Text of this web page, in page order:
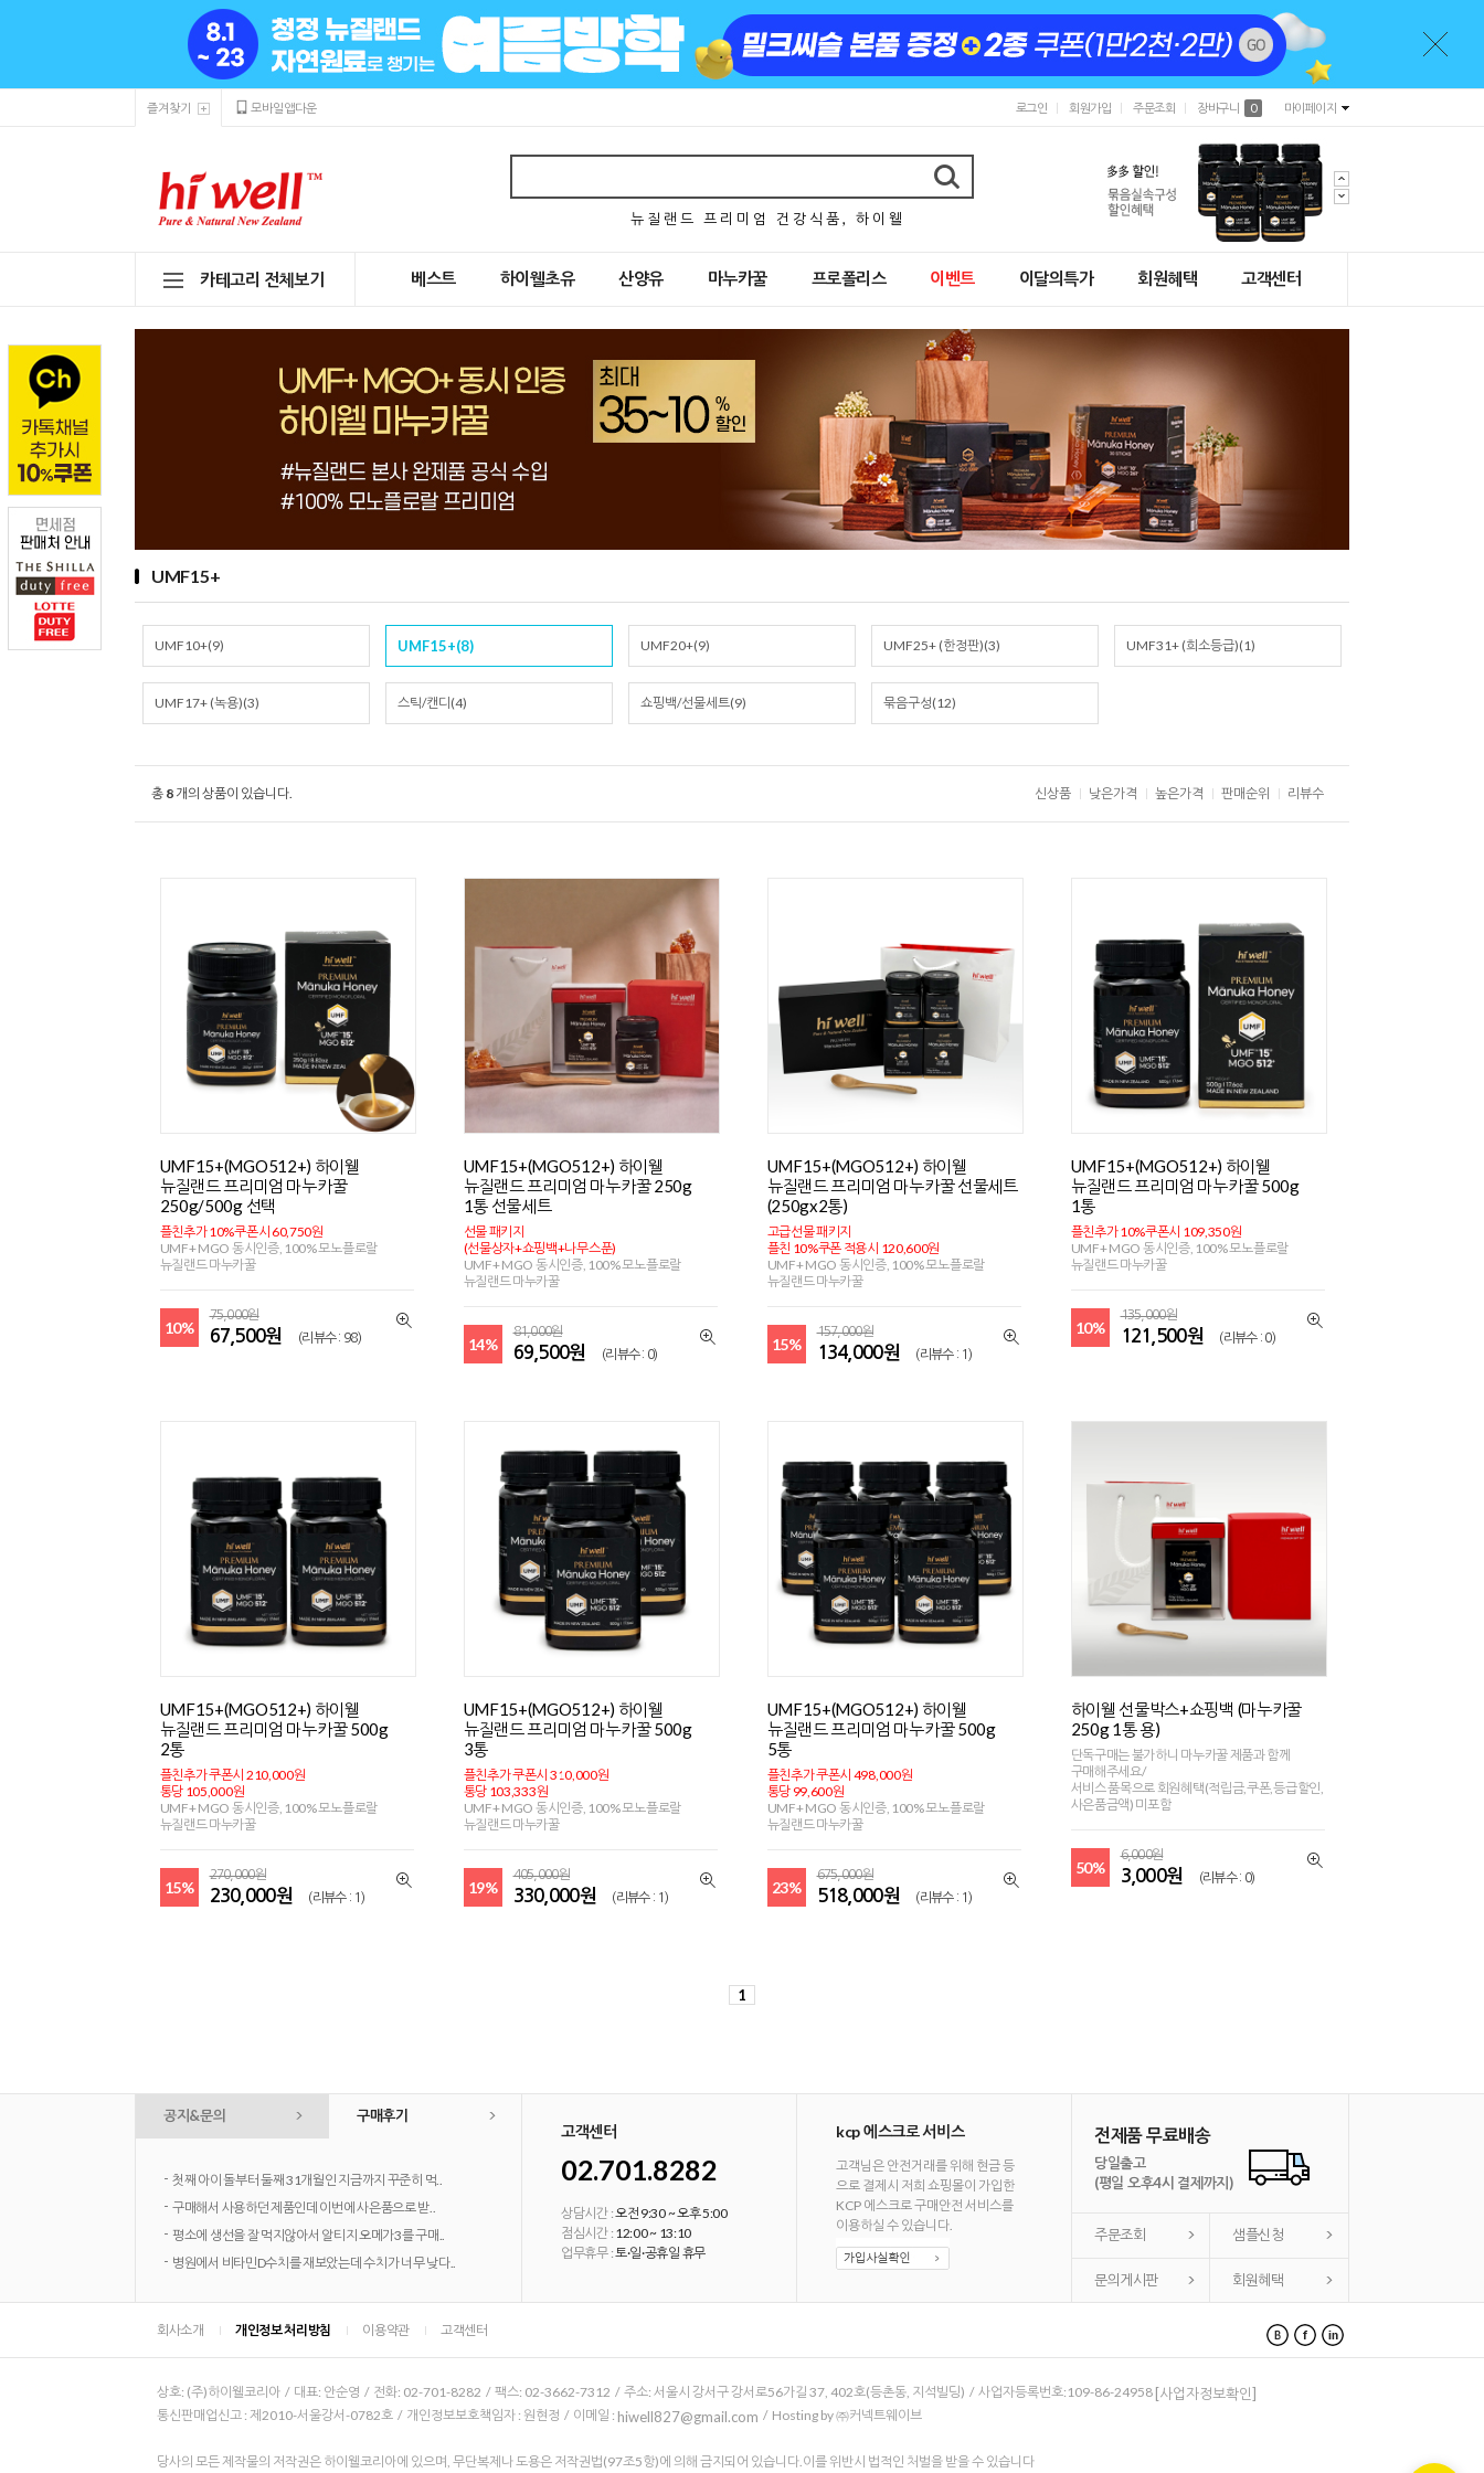
즐겨찾기 모바일앱다운 로그인 회원가입 주문조회 장바구니 0 마이페이지
뉴 질 랜 드 프 리 미 엄 건 강 식 품 , 하 이 웰
카테고리 전체보기 베스트 하이웰초유 산양유 마누카꿀 프로폴리스 이벤트 이달의특가 회원혜택 고객센터
UMF15+
UMF10+(9) UMF15+(8) UMF20+(9) UMF25+ (한정판)(3) UMF31+ (희소등급)(1)
UMF17+ (녹용)(3) 스틱/캔디(4) 쇼핑백/선물세트(9) 묶음구성(12)
총 8 개의 상품이 있습니다. 신상품 낮은가격 높은가격 판매순위 리뷰수
UMF15+(MGO512+) 하이웰
뉴질랜드 프리미엄 마누카꿀
250g/500g 선택
플친추가 10%쿠폰시 60,750원
UMF+ MGO 동시인증, 100% 모노플로랄
뉴질랜드 마누카꿀
10%
75,000원
67,500원 (리뷰수 : 98)
UMF15+(MGO512+) 하이웰
뉴질랜드 프리미엄 마누카꿀 250g
1통 선물세트
선물 패키지
(선물상자+쇼핑백+나무스푼)
UMF+ MGO 동시인증, 100% 모노플로랄
뉴질랜드 마누카꿀
14%
81,000원
69,500원 (리뷰수 : 0)
UMF15+(MGO512+) 하이웰
뉴질랜드 프리미엄 마누카꿀 선물세트
(250gx2통)
고급선물 패키지
플친 10%쿠폰 적용시 120,600원
UMF+ MGO 동시인증, 100% 모노플로랄
뉴질랜드 마누카꿀
15%
157,000원
134,000원 (리뷰수 : 1)
UMF15+(MGO512+) 하이웰
뉴질랜드 프리미엄 마누카꿀 500g
1통
플친추가 10%쿠폰시 109,350원
UMF+ MGO 동시인증, 100% 모노플로랄
뉴질랜드 마누카꿀
10%
135,000원
121,500원 (리뷰수 : 0)
UMF15+(MGO512+) 하이웰
뉴질랜드 프리미엄 마누카꿀 500g
2통
플친추가 쿠폰시 210,000원
통당 105,000원
UMF+ MGO 동시인증, 100% 모노플로랄
뉴질랜드 마누카꿀
15%
270,000원
230,000원 (리뷰수 : 1)
UMF15+(MGO512+) 하이웰
뉴질랜드 프리미엄 마누카꿀 500g
3통
플친추가 쿠폰시 310,000원
통당 103,333원
UMF+ MGO 동시인증, 100% 모노플로랄
뉴질랜드 마누카꿀
19%
405,000원
330,000원 (리뷰수 : 1)
UMF15+(MGO512+) 하이웰
뉴질랜드 프리미엄 마누카꿀 500g
5통
플친추가 쿠폰시 498,000원
통당 99,600원
UMF+ MGO 동시인증, 100% 모노플로랄
뉴질랜드 마누카꿀
23%
675,000원
518,000원 (리뷰수 : 1)
하이웰 선물박스+쇼핑백 (마누카꿀
250g 1통 용)
단독구매는 불가하니 마누카꿀 제품과 함께
구매해주세요/
서비스 품목으로 회원혜택(적립금,쿠폰,등급할인,
사은품금액) 미포함
50%
6,000원
3,000원 (리뷰수 : 0)
1
공지&문의 구매후기
- 첫째 아이 돌부터 둘째 31개월인 지금까지 꾸준히 먹..
- 구매해서 사용하던 제품인데 이번에 사은품으로 받..
- 평소에 생선을 잘 먹지않아서 알티지 오메가3를 구매..
- 병원에서 비타민D수치를 재보았는데 수치가 너무 낮다..
고객센터
02.701.8282
상담시간 :오전 9:30 ~ 오후 5:00
점심시간 : 12:00 ~ 13:10
업무휴무 :토·일·공휴일 휴무
kcp 에스크로 서비스
고객님은 안전거래를 위해 현금 등
으로 결제시 저희 쇼핑몰이 가입한
KCP 에스크로 구매안전 서비스를
이용하실 수 있습니다.
전제품 무료배송
당일출고
(평일 오후4시 결제까지)
주문조회 샘플신청
문의게시판 회원혜택
회사소개 개인정보 처리방침 이용약관 고객센터
상호: (주)하이웰코리아 / 대표: 안순영 / 전화: 02-701-8282 / 팩스: 02-3662-7312 / 주소: 서울시 강서구 강서로56가길 37, 402호(등촌동, 지석빌딩) / 사업자등록번호:109-86-24958 [사업자정보확인]
통신판매업신고 : 제2010-서울강서-0782호 / 개인정보보호책임자 : 원현정 / 이메일 : hiwell827@gmail.com / Hosting by ㈜커넥트웨이브
당사의 모든 제작물의 저작권은 하이웰코리아에 있으며, 무단복제나 도용은 저작권법(97조5항)에 의해 금지되어 있습니다.이를 위반시 법적인 처벌을 받을 수 있습니다